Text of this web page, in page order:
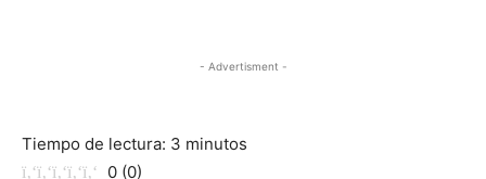
- Advertisment -
Tiempo de lectura: 3 minutos
0 (0)